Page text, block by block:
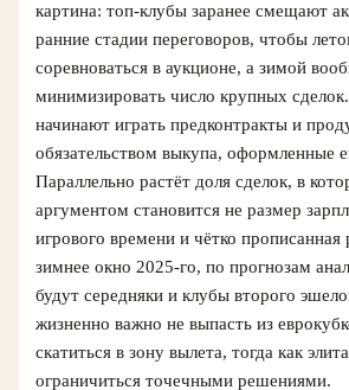
картина: топ-клубы заранее смещают
ранние стадии переговоров, чтобы
соревноваться в аукционе, а зимой
минимизировать число крупных
начинают играть предконтракты и
обязательством выкупа, оформленные
Параллельно растёт доля сделок, в
аргументом становится не размер
игрового времени и чётко прописанная
зимнее окно 2025-го, по прогнозам
будут середняки и клубы второго
жизненно важно не выпасть из
скатиться в зону вылета, тогда как
ограничиться точечными решениями.